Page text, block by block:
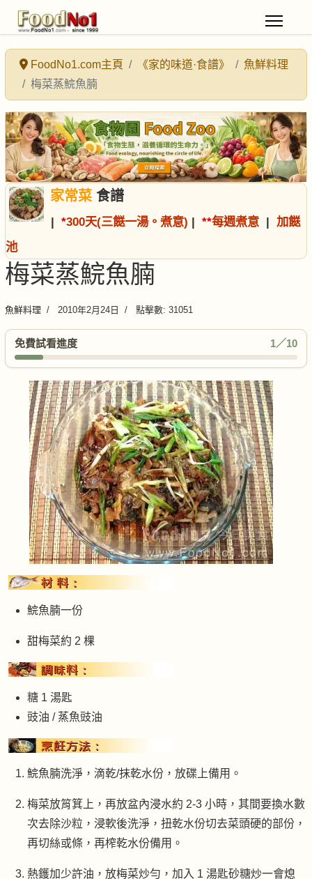
FoodNo1.com主頁 《家的味道·食譜》
魚鮮料理
梅菜蒸鯇魚腩
家常菜食譜
| *300天(三餸一湯。煮意) | **每週煮意 | 加餸
池
梅菜蒸鯇魚腩
魚鮮料理 2010年2月24日 點擊數: 31051
免費試看進度 1／10
鯇魚腩一份
甜梅菜約 2 棵
糖 1 湯匙
豉油 / 蒸魚豉油
鯇魚腩洗淨，滴乾/抹乾水份，放碟上備用。
梅菜放筲箕上，再放盆內浸水約 2-3 小時，其間要換水數
次去除沙粒，浸軟後洗淨，扭乾水份切去菜頭硬的部份，
再切絲或條，再榨乾水份備用。
熱鑊加少許油，放梅菜炒勻，加入 1 湯匙砂糖炒一會熄